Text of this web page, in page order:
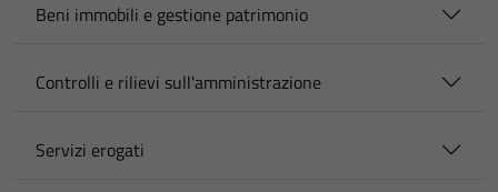
Beni immobili e gestione patrimonio
Controlli e rilievi sull'amministrazione
Servizi erogati